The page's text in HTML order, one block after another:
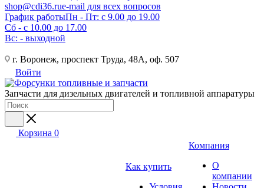
shop@cdi36.rue-mail для всех вопросов
График работыПн - Пт: с 9.00 до 19.00
Сб - с 10.00 до 17.00
Вс: - выходной
г. Воронеж, проспект Труда, 48А, оф. 507
Войти
Запчасти для дизельных двигателей и топливной аппаратуры
Корзина 0
Как купить
Компания
О
компании